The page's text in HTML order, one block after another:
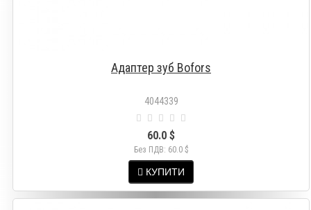
Адаптер зуб Bofors
4044339
60.0 $
Без ПДВ: 60.0 $
КУПИТИ